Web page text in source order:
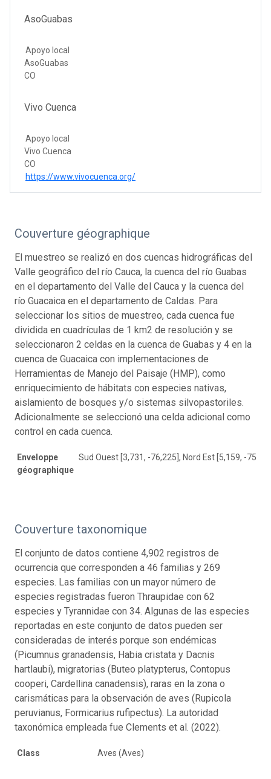
AsoGuabas
Apoyo local
AsoGuabas
CO
Vivo Cuenca
Apoyo local
Vivo Cuenca
CO
https://www.vivocuenca.org/
Couverture géographique
El muestreo se realizó en dos cuencas hidrográficas del
Valle geográfico del río Cauca, la cuenca del río Guabas
en el departamento del Valle del Cauca y la cuenca del
río Guacaica en el departamento de Caldas. Para
seleccionar los sitios de muestreo, cada cuenca fue
dividida en cuadrículas de 1 km2 de resolución y se
seleccionaron 2 celdas en la cuenca de Guabas y 4 en la
cuenca de Guacaica con implementaciones de
Herramientas de Manejo del Paisaje (HMP), como
enriquecimiento de hábitats con especies nativas,
aislamiento de bosques y/o sistemas silvopastoriles.
Adicionalmente se seleccionó una celda adicional como
control en cada cuenca.
Enveloppe
géographique
Sud Ouest [3,731, -76,225], Nord Est [5,159, -
Couverture taxonomique
El conjunto de datos contiene 4,902 registros de
ocurrencia que corresponden a 46 familias y 269
especies. Las familias con un mayor número de
especies registradas fueron Thraupidae con 62
especies y Tyrannidae con 34. Algunas de las especies
reportadas en este conjunto de datos pueden ser
consideradas de interés porque son endémicas
(Picumnus granadensis, Habia cristata y Dacnis
hartlaubi), migratorias (Buteo platypterus, Contopus
cooperi, Cardellina canadensis), raras en la zona o
carismáticas para la observación de aves (Rupicola
peruvianus, Formicarius rufipectus). La autoridad
taxonómica empleada fue Clements et al. (2022).
Class Aves (Aves)